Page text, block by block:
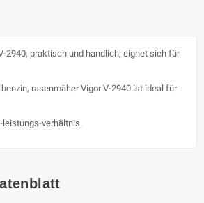
2940, praktisch und handlich, eignet sich für
rasenmäher Vigor V-2940 ist ideal für
verhältnis.